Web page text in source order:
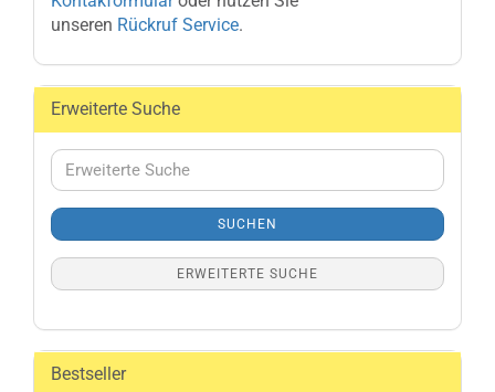
unseren Rückruf Service.
Erweiterte Suche
Erweiterte
Suche
SUCHEN
ERWEITERTE SUCHE
Bestseller